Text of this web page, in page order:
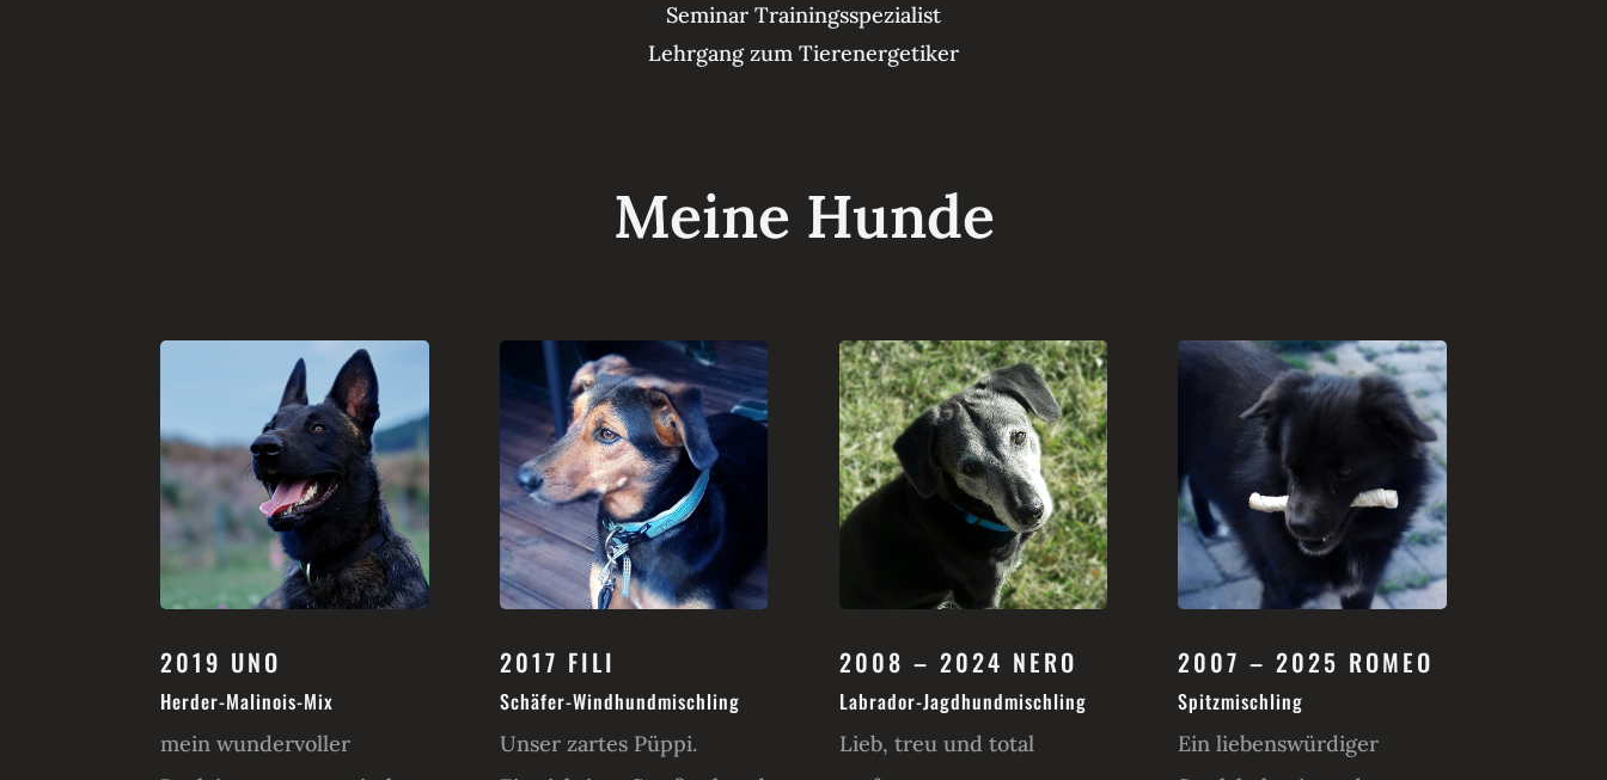
Seminar Trainingsspezialist
Lehrgang zum Tierenergetiker
Meine Hunde
2019 UNO
Herder-Malinois-Mix
mein wundervoller
2017 FILI
Schäfer-Windhundmischling
Unser zartes Püppi.
2008 – 2024 NERO
Labrador-Jagdhundmischling
Lieb, treu und total
2007 – 2025 ROMEO
Spitzmischling
Ein liebenswürdiger